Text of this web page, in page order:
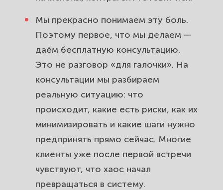
Мы прекрасно понимаем эту боль.
Поэтому первое, что мы делаем —
даём бесплатную консультацию.
Это не разговор «для галочки». На
консультации мы разбираем
реальную ситуацию: что
происходит, какие есть риски, как их
минимизировать и какие шаги нужно
предпринять прямо сейчас. Многие
клиенты уже после первой встречи
чувствуют, что хаос начал
превращаться в систему.